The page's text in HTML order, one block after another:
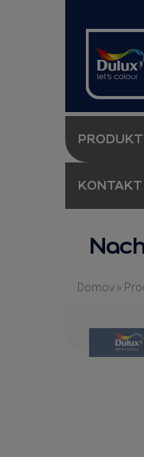
KONTAKT
Domov »